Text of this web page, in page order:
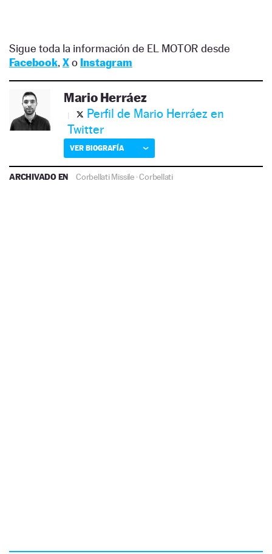
Sigue toda la información de EL MOTOR desde
Facebook, Xo Instagram
Mario Herráez
Perfil de Mario Herráez en
Twitter
VER BIOGRAFÍA
ARCHIVADO EN Corbellati Missile·Corbellati